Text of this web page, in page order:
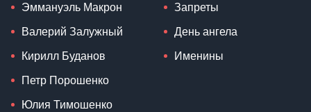
Эммануэль Макрон
Валерий Залужный
Кирилл Буданов
Петр Порошенко
Юлия Тимошенко
Запреты
День ангела
Именины